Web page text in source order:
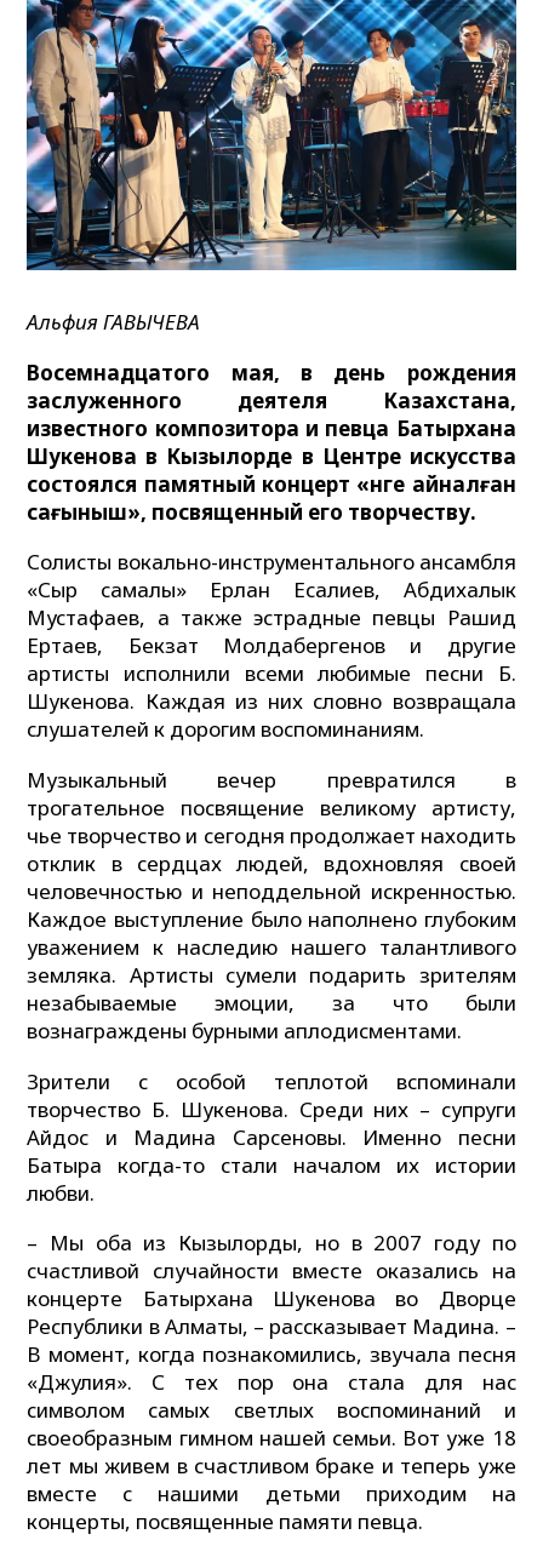
Альфия ГАВЫЧЕВА
Восемнадцатого мая, в день рождения
заслуженного деятеля Казахстана,
известного композитора и певца Батырхана
Шукенова в Кызылорде в Центре искусства
состоялся памятный концерт «Әнге айналған
сағыныш», посвященный его творчеству.
Солисты вокально-инструментального ансамбля
«Сыр самалы» Ерлан Есалиев, Абдихалык
Мустафаев, а также эстрадные певцы Рашид
Ертаев, Бекзат Молдабергенов и другие
артисты исполнили всеми любимые песни Б.
Шукенова. Каждая из них словно возвращала
слушателей к дорогим воспоминаниям.
Музыкальный вечер превратился в
трогательное посвящение великому артисту,
чье творчество и сегодня продолжает находить
отклик в сердцах людей, вдохновляя своей
человечностью и неподдельной искренностью.
Каждое выступление было наполнено глубоким
уважением к наследию нашего талантливого
земляка. Артисты сумели подарить зрителям
незабываемые эмоции, за что были
вознаграждены бурными аплодисментами.
Зрители с особой теплотой вспоминали
творчество Б. Шукенова. Среди них – супруги
Айдос и Мадина Сарсеновы. Именно песни
Батыра когда-то стали началом их истории
любви.
– Мы оба из Кызылорды, но в 2007 году по
счастливой случайности вместе оказались на
концерте Батырхана Шукенова во Дворце
Республики в Алматы, – рассказывает Мадина. –
В момент, когда познакомились, звучала песня
«Джулия». С тех пор она стала для нас
символом самых светлых воспоминаний и
своеобразным гимном нашей семьи. Вот уже 18
лет мы живем в счастливом браке и теперь уже
вместе с нашими детьми приходим на
концерты, посвященные памяти певца.